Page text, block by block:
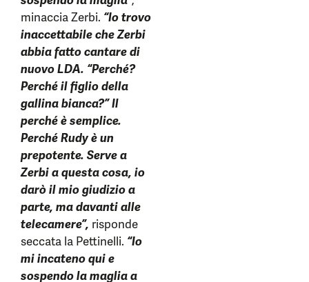
minaccia Zerbi. “Io trovo
inaccettabile che Zerbi
abbia fatto cantare di
nuovo LDA. “Perché?
Perché il figlio della
gallina bianca?”Il
perché è semplice.
Perché Rudy è un
prepotente. Serve a
Zerbi a questa cosa, io
darò il mio giudizio a
parte, ma davanti alle
telecamere”, risponde
seccata la Pettinelli. “Io
mi incateno qui e
sospendo la maglia a